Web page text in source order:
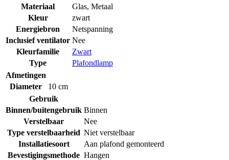
Materiaal
Glas, Metaal
Kleur
zwart
Energiebron
Netspanning
Inclusief ventilator Nee
Kleurfamilie
Zwart
Type
Plafondlamp
Afmetingen
Diameter
10 cm
Gebruik
Binnen/buitengebruik Binnen
Verstelbaar
Nee
Type verstelbaarheid Niet verstelbaar
Installatiesoort
Aan plafond gemonteerd
Bevestigingsmethode Hangen